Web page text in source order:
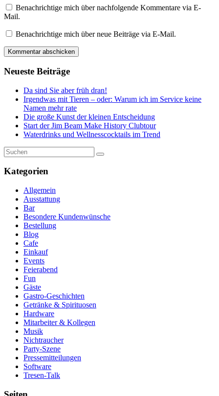
Benachrichtige mich über nachfolgende Kommentare via E-
Mail.
Benachrichtige mich über neue Beiträge via E-Mail.
Neueste Beiträge
Da sind Sie aber früh dran!
Irgendwas mit Tieren – oder: Warum ich im Service keine
Namen mehr rate
Die große Kunst der kleinen Entscheidung
Start der Jim Beam Make History Clubtour
Waterdrinks und Wellnesscocktails im Trend
Kategorien
Allgemein
Ausstattung
Bar
Besondere Kundenwünsche
Bestellung
Blog
Cafe
Einkauf
Events
Feierabend
Fun
Gäste
Gastro-Geschichten
Getränke & Spirituosen
Hardware
Mitarbeiter & Kollegen
Musik
Nichtraucher
Party-Szene
Pressemitteilungen
Software
Tresen-Talk